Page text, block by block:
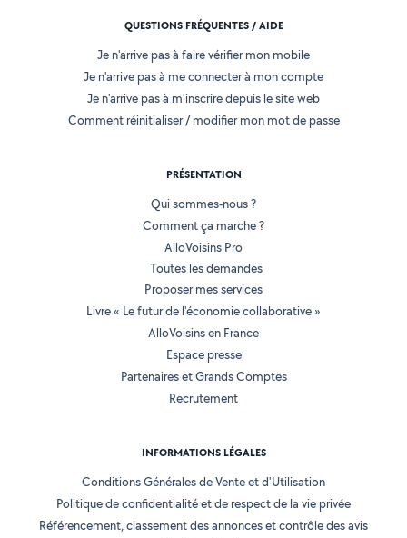
QUESTIONS FRÉQUENTES / AIDE
Je n'arrive pas à faire vérifier mon mobile
Je n'arrive pas à me connecter à mon compte
Je n'arrive pas à m'inscrire depuis le site web
Comment réinitialiser / modifier mon mot de passe
PRÉSENTATION
Qui sommes-nous ?
Comment ça marche ?
AlloVoisins Pro
Toutes les demandes
Proposer mes services
Livre « Le futur de l'économie collaborative »
AlloVoisins en France
Espace presse
Partenaires et Grands Comptes
Recrutement
INFORMATIONS LÉGALES
Conditions Générales de Vente et d'Utilisation
Politique de confidentialité et de respect de la vie privée
Référencement, classement des annonces et contrôle des avis